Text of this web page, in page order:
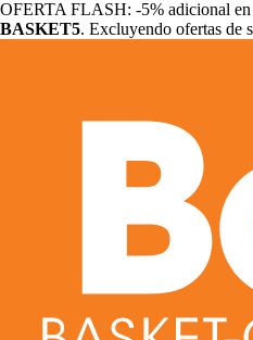
OFERTA FLASH: -5% adicional
BASKET5. Excluyendo ofertas de